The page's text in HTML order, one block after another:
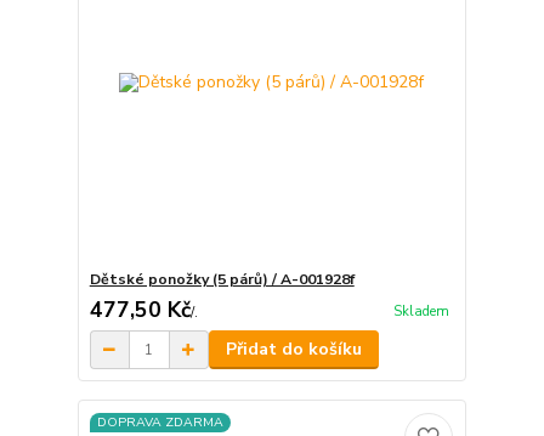
Dětské ponožky (5 párů) / A-001928f
477,50 Kč/. Skladem
Přidat do košíku
DOPRAVA ZDARMA